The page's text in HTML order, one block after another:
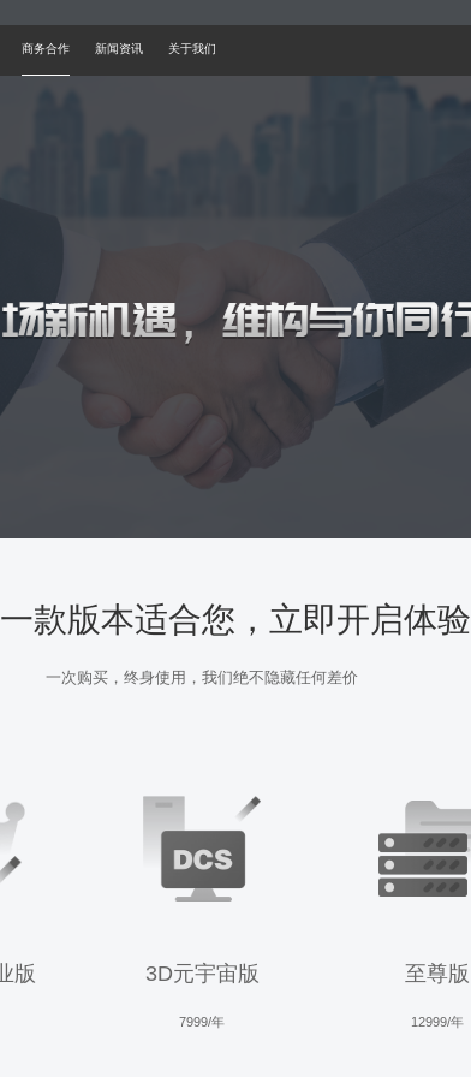
商务合作 新闻资讯 关于我们
款版本适合您，立即开启体验
一次购买，终身使用，我们绝不隐藏任何差价
版 3D元宇宙版
7999/年
至尊版
12999/年